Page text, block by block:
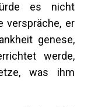
es nicht
verspräche, er
genese,
werde,
was ihm